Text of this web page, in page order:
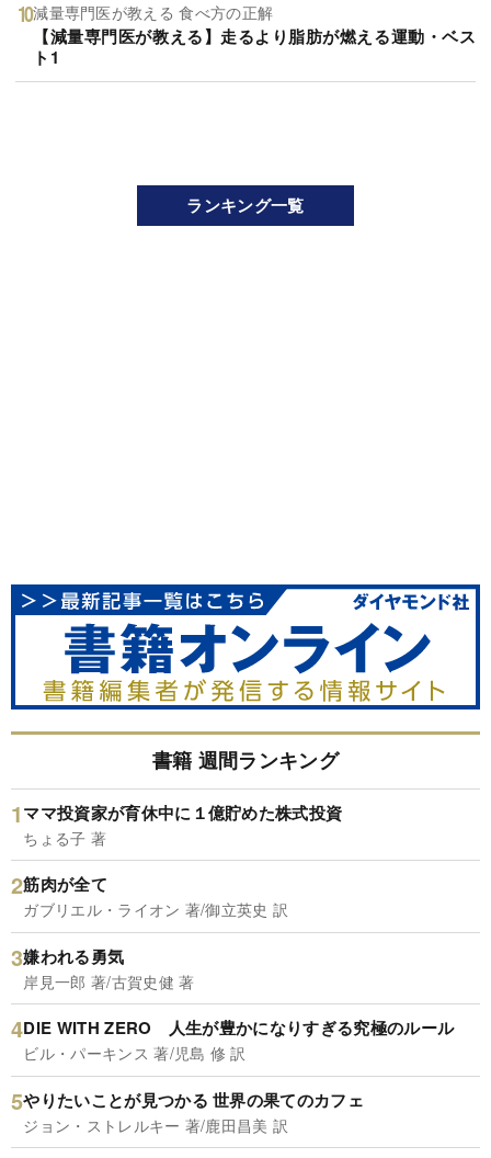
減量専門医が教える 食べ方の正解
【減量専門医が教える】走るより脂肪が燃える運動・ベス
ト1
ランキング一覧
書籍 週間ランキング
ママ投資家が育休中に１億貯めた株式投資
ちょる子 著
筋肉が全て
ガブリエル・ライオン 著/御立英史 訳
嫌われる勇気
岸見一郎 著/古賀史健 著
DIE WITH ZERO 人生が豊かになりすぎる究極のルール
ビル・パーキンス 著/児島 修 訳
やりたいことが見つかる 世界の果てのカフェ
ジョン・ストレルキー 著/鹿田昌美 訳